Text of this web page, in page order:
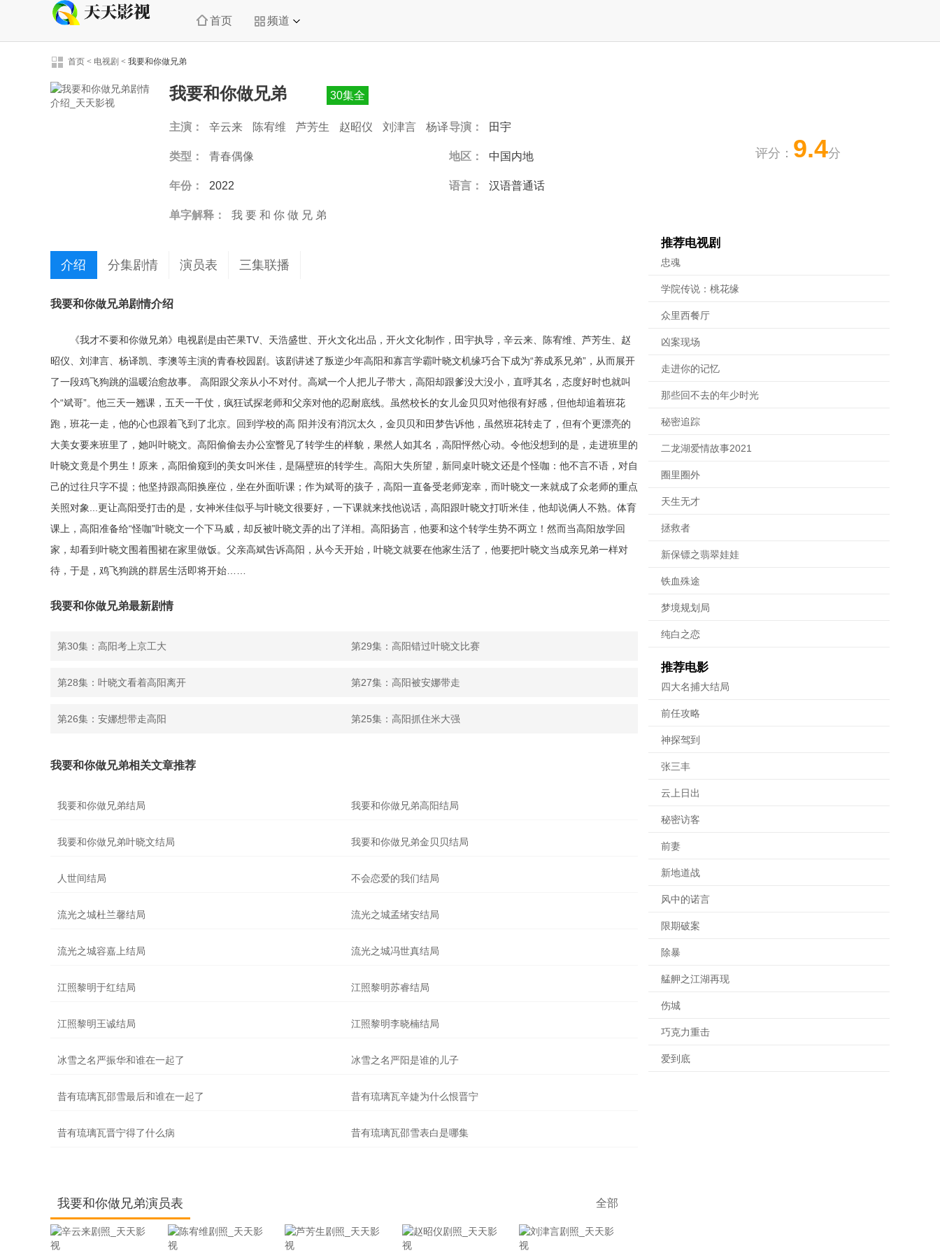
首页 频道
首页 < 电视剧 < 我要和你做兄弟
评分： 9.4分
我要和你做兄弟 30集全
主演： 辛云来 陈宥维 芦芳生 赵昭仪 刘津言
杨译导演： 田宇
类型： 青春偶像 地区： 中国内地
年份： 2022 语言： 汉语普通话
单字解释： 我 要 和 你 做 兄 弟
介绍 分集剧情 演员表 三集联播
我要和你做兄弟剧情介绍
《我才不要和你做兄弟》电视剧是由芒果TV、天浩盛世、开火文化出品，开火文化制作，田宇执导，辛云来、陈宥维、芦芳生、赵
昭仪、刘津言、杨译凯、李澳等主演的青春校园剧。该剧讲述了叛逆少年高阳和寡言学霸叶晓文机缘巧合下成为“养成系兄弟”，从而展开
了一段鸡飞狗跳的温暖治愈故事。 高阳跟父亲从小不对付。高斌一个人把儿子带大，高阳却跟爹没大没小，直呼其名，态度好时也就叫
个“斌哥”。他三天一翘课，五天一干仗，疯狂试探老师和父亲对他的忍耐底线。虽然校长的女儿金贝贝对他很有好感，但他却追着班花
跑，班花一走，他的心也跟着飞到了北京。回到学校的高 阳并没有消沉太久，金贝贝和田梦告诉他，虽然班花转走了，但有个更漂亮的
大美女要来班里了，她叫叶晓文。高阳偷偷去办公室瞥见了转学生的样貌，果然人如其名，高阳怦然心动。令他没想到的是，走进班里的
叶晓文竟是个男生！原来，高阳偷窥到的美女叫米佳，是隔壁班的转学生。高阳大失所望，新同桌叶晓文还是个怪咖：他不言不语，对自
己的过往只字不提；他坚持跟高阳换座位，坐在外面听课；作为斌哥的孩子，高阳一直备受老师宠幸，而叶晓文一来就成了众老师的重点
关照对象...更让高阳受打击的是，女神米佳似乎与叶晓文很要好，一下课就来找他说话，高阳跟叶晓文打听米佳，他却说俩人不熟。体育
课上，高阳准备给“怪咖”叶晓文一个下马威，却反被叶晓文弄的出了洋相。高阳扬言，他要和这个转学生势不两立！然而当高阳放学回
家，却看到叶晓文围着围裙在家里做饭。父亲高斌告诉高阳，从今天开始，叶晓文就要在他家生活了，他要把叶晓文当成亲兄弟一样对
待，于是，鸡飞狗跳的群居生活即将开始……
我要和你做兄弟最新剧情
第30集：高阳考上京工大 第29集：高阳错过叶晓文比赛
第28集：叶晓文看着高阳离开 第27集：高阳被安娜带走
第26集：安娜想带走高阳 第25集：高阳抓住米大强
我要和你做兄弟相关文章推荐
我要和你做兄弟结局 我要和你做兄弟高阳结局
我要和你做兄弟叶晓文结局 我要和你做兄弟金贝贝结局
人世间结局 不会恋爱的我们结局
流光之城杜兰馨结局 流光之城孟绪安结局
流光之城容嘉上结局 流光之城冯世真结局
江照黎明于红结局 江照黎明苏睿结局
江照黎明王诚结局 江照黎明李晓楠结局
冰雪之名严振华和谁在一起了 冰雪之名严阳是谁的儿子
昔有琉璃瓦邵雪最后和谁在一起了 昔有琉璃瓦辛婕为什么恨晋宁
昔有琉璃瓦晋宁得了什么病 昔有琉璃瓦邵雪表白是哪集
我要和你做兄弟演员表 全部
推荐电视剧
忠魂
学院传说：桃花缘
众里西餐厅
凶案现场
走进你的记忆
那些回不去的年少时光
秘密追踪
二龙湖爱情故事2021
圈里圈外
天生无才
拯救者
新保镖之翡翠娃娃
铁血殊途
梦境规划局
纯白之恋
推荐电影
四大名捕大结局
前任攻略
神探驾到
张三丰
云上日出
秘密访客
前妻
新地道战
风中的诺言
限期破案
除暴
艋舺之江湖再现
伤城
巧克力重击
爱到底